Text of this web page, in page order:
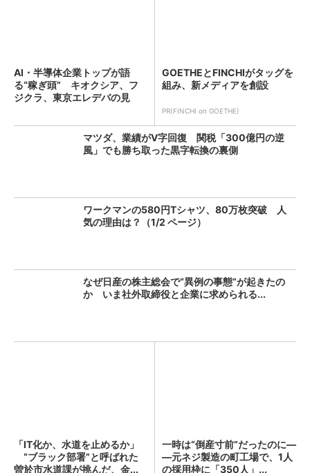
AI・半導体企業トップが語
る“稼ぎ頭” キオクシア、フ
ジクラ、東京エレデバの見
GOETHEとFINCHIがタッグを
組み、新メディアを創設
PR(FINCHI on GOETHE)
マツダ、業績がV字回復 関税「300億円の逆
風」でも勝ち取った黒字転換の裏側
ワークマンの580円Tシャツ、80万枚突破 人
気の理由は？（1/2 ページ）
なぜ日産の株主総会で“異例の事態”が起きたの
か いま社外取締役と企業に求められる...
「IT化か、水道を止めるか」
“ブラック部署”と呼ばれた
曽於市水道課が挑んだ、金...
一時は“倒産寸前”だったのに―
―元ネジ製造の町工場で、1人
の採用枠に「350人」...